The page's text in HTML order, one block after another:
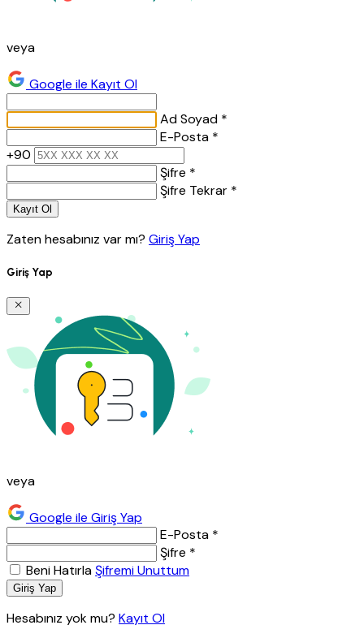
veya
Google ile Kayıt Ol
Ad Soyad *
E-Posta *
+90
Şifre *
Şifre Tekrar *
Kayıt Ol
Zaten hesabınız var mı? Giriş Yap
Giriş Yap
veya
Google ile Giriş Yap
E-Posta *
Şifre *
Beni HatırlaŞifremi Unuttum
Giriş Yap
Hesabınız yok mu? Kayıt Ol